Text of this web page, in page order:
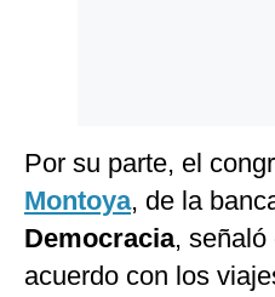
Por su parte, el
Montoya, de la
Democracia, señaló
acuerdo con los